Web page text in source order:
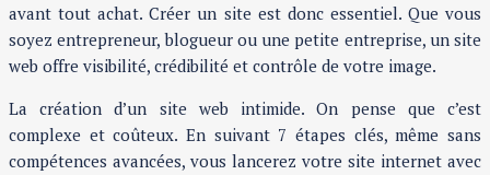
avant tout achat. Créer un site est donc essentiel. Que vous
soyez entrepreneur, blogueur ou une petite entreprise, un site
web offre visibilité, crédibilité et contrôle de votre image.
La création d’un site web intimide. On pense que c’est
complexe et coûteux. En suivant 7 étapes clés, même sans
compétences avancées, vous lancerez votre site internet avec